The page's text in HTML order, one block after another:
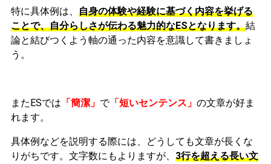
特に具体例は、 自身の体験や経験に基づく内容を挙げる
ことで、自分らしさが伝わる魅力的なESとなります。結
論と結びつくよう軸の通った内容を意識して書きましょ
う。
またESでは 「簡潔」 で「短いセンテンス」 の文章が好ま
れます。
具体例などを説明する際には、どうしても文章が長くな
りがちです。文字数にもよりますが、 3行を超える長い文